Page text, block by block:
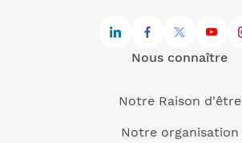
Nous connaître
Notre Raison d'être
Notre organisation